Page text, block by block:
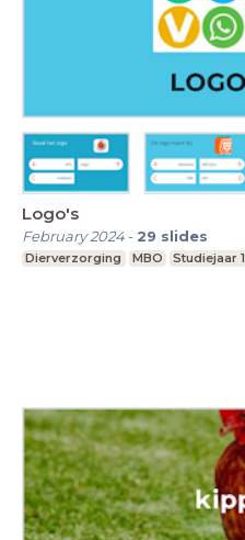
Logo's
February 2024- 29 slides
Dierverzorging MBO Studiejaar 1